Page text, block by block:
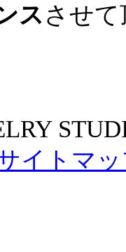
スさせ
イトマ